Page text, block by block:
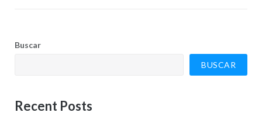
Buscar
BUSCAR
Recent Posts